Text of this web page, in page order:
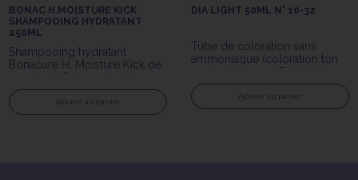
BONAC H.MOISTURE KICK
SHAMPOOING HYDRATANT
250ML
Shampooing hydratant
Bonacure H. Moisture Kick de
250ml de Schwarzkopf
Professionnal
Ajouter au panier
DIA LIGHT 50ML N° 10-32
Tube de coloration sans
ammoniaque (coloration ton
sur ton) de 50ml Dia Light
n°10.32 de l'Oréal
ProfessionnelAjouter au panier